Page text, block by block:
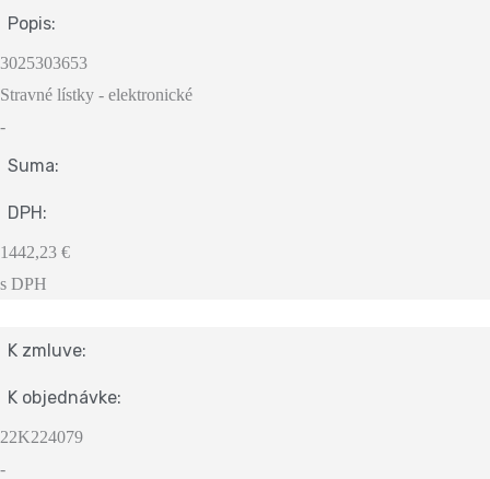
Popis:
3025303653
Stravné lístky - elektronické
-
Suma:
DPH:
1442,23 €
s DPH
K zmluve:
K objednávke:
22K224079
-